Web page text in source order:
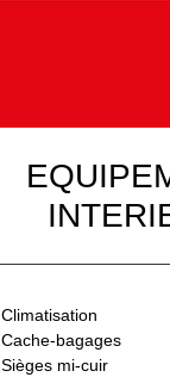
Climatisation
Cache-bagages
Sièges mi-cuir